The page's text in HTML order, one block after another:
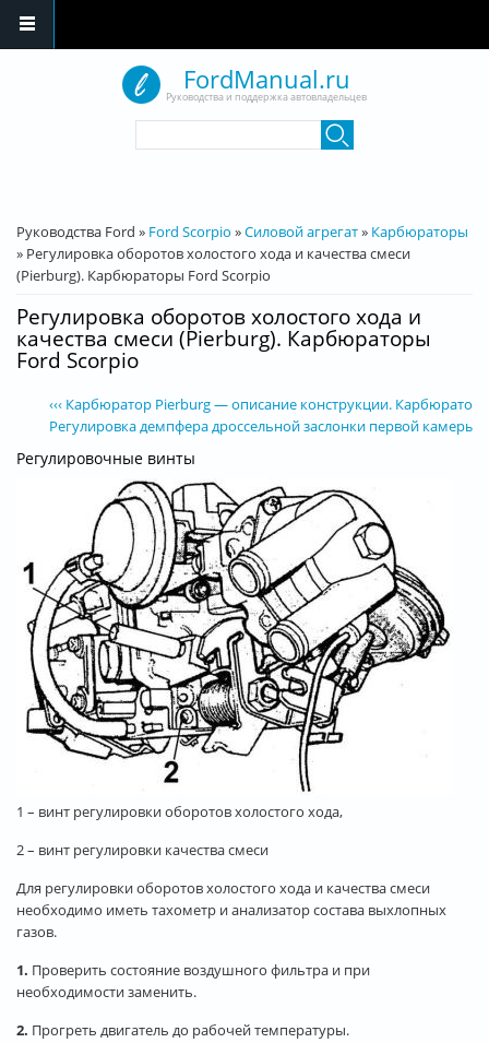
FordManual.ru
Руководства и поддержка автовладельцев
Вы здесь
Руководства Ford » Ford Scorpio »Силовой агрегат» Карбюраторы
» Регулировка оборотов холостого хода и качества смеси
(Pierburg). Карбюраторы Ford Scorpio
Регулировка оборотов холостого хода и
качества смеси (Pierburg). Карбюраторы
Ford Scorpio
‹‹‹ Карбюратор Pierburg — описание конструкции.
Регулировка демпфера дроссельной заслонки первой камеры
Регулировочные винты
1 – винт регулировки оборотов холостого хода,
2 – винт регулировки качества смеси
Для регулировки оборотов холостого хода и качества смеси
необходимо иметь тахометр и анализатор состава выхлопных
газов.
1. Проверить состояние воздушного фильтра и при
необходимости заменить.
2. Прогреть двигатель до рабочей температуры.